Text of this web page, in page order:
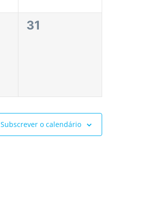
0
31
Subscrever o calendário